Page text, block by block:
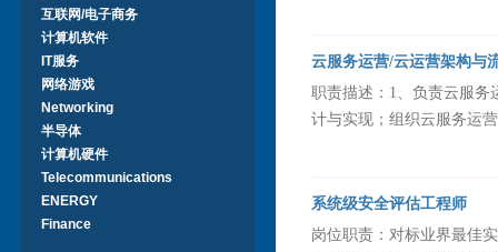
互联网/电子商务
计算机软件
IT服务
网络游戏
Networking
半导体
计算机硬件
Telecommunications
ENERGY
Finance
云服务运营/云运营架构与
职责描述：1、负责云服务
计与实现；组织云服务运
系统级安全评估工程师
岗位职责：对标业界最佳